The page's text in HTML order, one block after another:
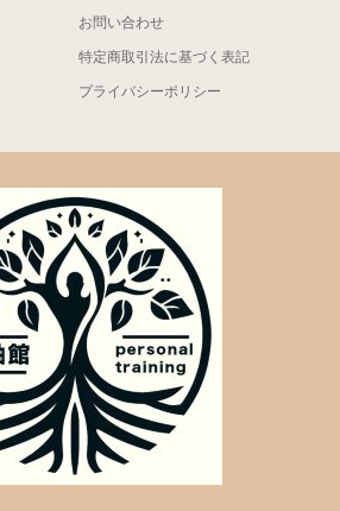
お問い合わせ
特定商取引法に基づく表記
プライバシーポリシー